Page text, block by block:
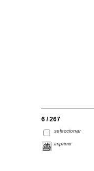
6 / 267
seleccionar
imprimir